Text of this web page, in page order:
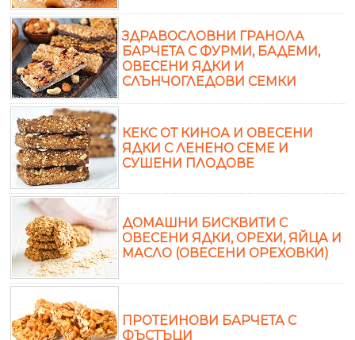
ЗДРАВОСЛОВНИ ГРАНОЛА
БАРЧЕТА С ФУРМИ, БАДЕМИ,
ОВЕСЕНИ ЯДКИ И
СЛЪНЧОГЛЕДОВИ СЕМКИ
КЕКС ОТ КИНОА И ОВЕСЕНИ
ЯДКИ С ЛЕНЕНО СЕМЕ И
СУШЕНИ ПЛОДОВЕ
ДОМАШНИ БИСКВИТИ С
ОВЕСЕНИ ЯДКИ, ОРЕХИ, ЯЙЦА И
МАСЛО (ОВЕСЕНИ ОРЕХОВКИ)
ПРОТЕИНОВИ БАРЧЕТА С
ФЪСТЪЦИ